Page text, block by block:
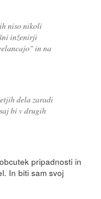
niso nikoli
inženirji
in na
dela zaradi
bi v drugih
pripadnosti in
In biti sam svoj